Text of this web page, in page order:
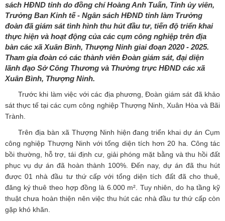
sách HĐND tỉnh do đồng chí Hoàng Anh Tuấn, Tỉnh ủy viên,
Trưởng Ban Kinh tế - Ngân sách HĐND tỉnh làm Trưởng
đoàn đã giám sát tình hình thu hút đầu tư, tiến độ triển khai
thực hiện và hoạt động của các cụm công nghiệp trên địa
bàn các xã Xuân Bình, Thượng Ninh giai đoạn 2020 - 2025.
Tham gia đoàn có các thành viên Đoàn giám sát, đại diện
lãnh đạo Sở Công Thương và Thường trực HĐND các xã
Xuân Bình, Thượng Ninh.
Trước khi làm việc với các địa phương, Đoàn giám sát đã khảo
sát thực tế tại các cụm công nghiệp Thượng Ninh, Xuân Hòa và Bãi
Trành.
Trên địa bàn xã Thượng Ninh hiện đang triển khai dự án Cụm
công nghiệp Thượng Ninh với tổng diện tích hơn 20 ha. Công tác
bồi thường, hỗ trợ, tái định cư, giải phóng mặt bằng và thu hồi đất
phục vụ dự án đã hoàn thành 100%. Đến nay, dự án đã thu hút
được 01 nhà đầu tư thứ cấp với tổng diện tích đất đã cho thuê,
đăng ký thuê theo hợp đồng là 6.000 m². Tuy nhiên, do hạ tầng kỹ
thuật chưa hoàn thiện nên việc thu hút các nhà đầu tư thứ cấp còn
gặp khó khăn.